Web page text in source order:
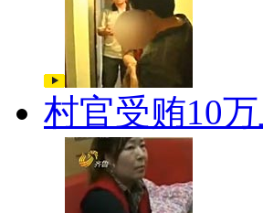
村官受贿10